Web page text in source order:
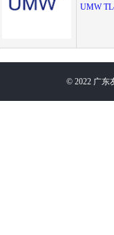
UMW
© 2022 广东